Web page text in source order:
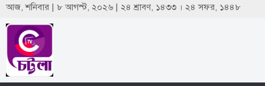
আজ, শনিবার | ৮ আগস্ট, ২০২৬ | ২৪ শ্রাবণ, ১৪৩৩ । ২৪ সফর, ১৪৪৮